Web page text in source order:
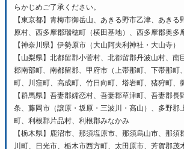
らかじめご了承ください。
【東京都】青梅市御岳山、あきる野市乙津、あきる
原村、西多摩郡瑞穂町（横田基地）、西多摩郡奥多
【神奈川県】伊勢原市（大山阿夫利神社・大山寺）
【山梨県】北都留郡小菅村、北都留郡丹波山村、南
郡南部町、南都留郡、甲府市（上帯那町、下帯那町
町、川窪町、高成町、竹日向町、塔岩町、猪狩町、
【群馬県】吾妻郡嬬恋村、吾妻郡草津町、吾妻郡長
条、藤岡市（譲原・坂原・三波川・高山）、多野郡
町、利根郡片品村、利根郡みなかみ
【栃木県】鹿沼市、那須塩原市、那須烏山市、那須
川町、日光市、栃木市西方町、太田原市、芳賀郡茂